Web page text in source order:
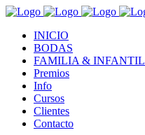
INICIO
BODAS
FAMILIA & INFANTIL
Premios
Info
Cursos
Clientes
Contacto